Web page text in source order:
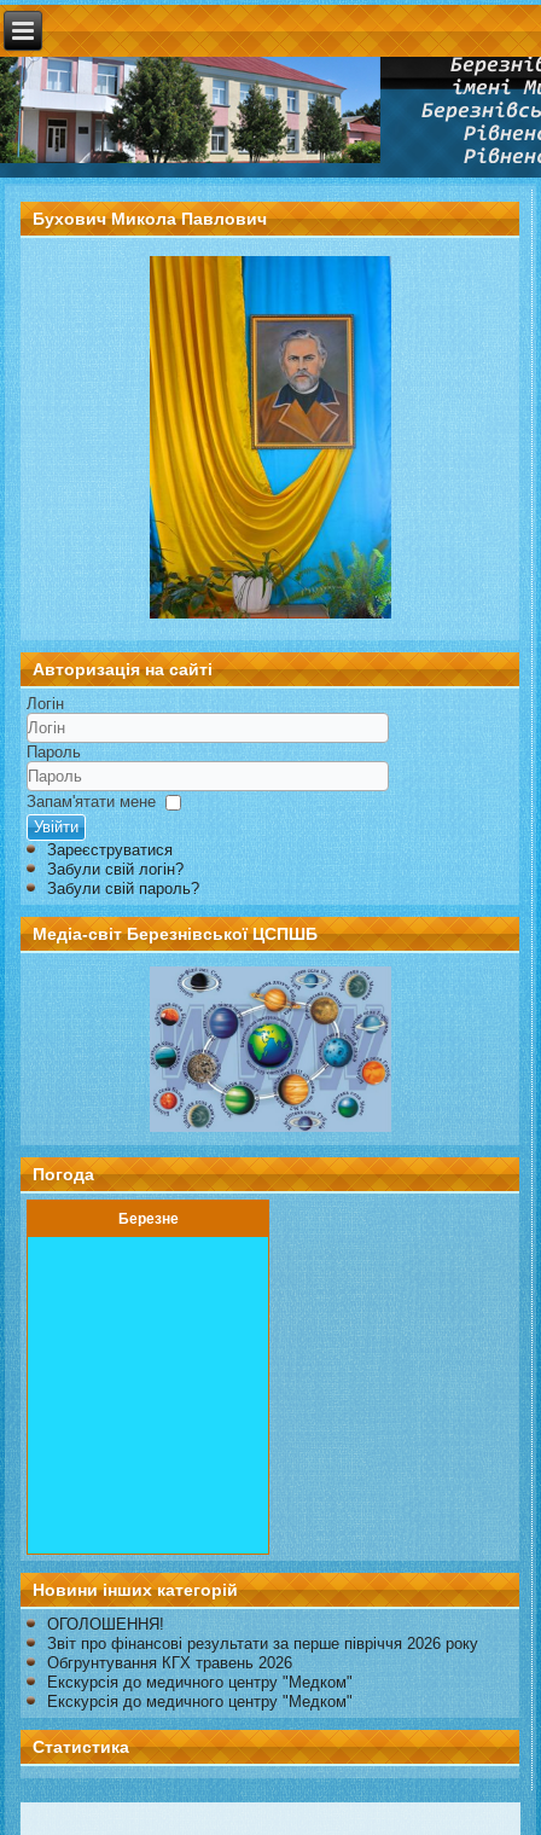
Бухович Микола Павлович
Авторизація на сайті
Логін
Пароль
Запам'ятати мене
Увійти
Зареєструватися
Забули свій логін?
Забули свій пароль?
Медіа-світ Березнівської ЦСПШБ
Погода
Березне
Новини інших категорій
ОГОЛОШЕННЯ!
Звіт про фінансові результати за перше півріччя 2026 року
Обгрунтування КГХ травень 2026
Екскурсія до медичного центру "Медком"
Екскурсія до медичного центру "Медком"
Статистика